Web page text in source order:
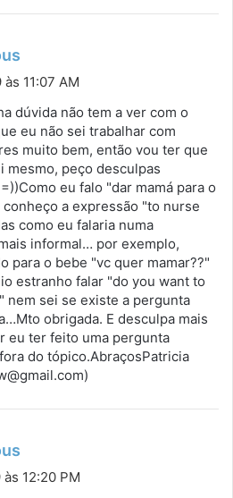
s
e
:
11:07 AM
dúvida não tem a ver com o
eu não sei trabalhar com
muito bem, então vou ter que
mesmo, peço desculpas
eu falo "dar mamá para o
conheço a expressão "to nurse
como eu falaria numa
informal… por exemplo,
para o bebe "vc quer mamar??"
estranho falar "do you want to
nem sei se existe a pergunta
obrigada. E desculpa mais
eu ter feito uma pergunta
do tópico.AbraçosPatricia
i
12:20 PM